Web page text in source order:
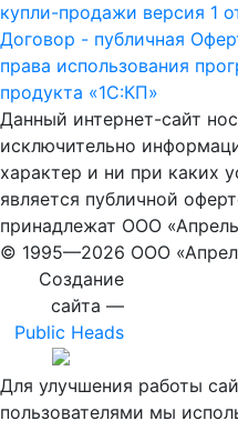
купли-продажи версия 1
Договор - публичная
права использования
продукта «1С:КП»
Данный интернет-сайт
исключительно
характер и ни при каких
является публичной
принадлежат ООО
© 1995—2026 ООО
Создание
сайта —
Public Heads
Для улучшения работы
пользователями мы